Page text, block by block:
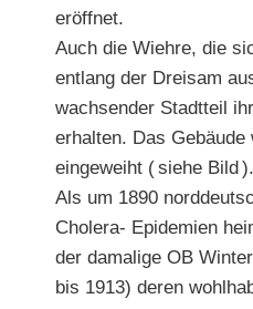
eröffnet.
Auch die Wiehre, die
entlang der Dreisam
wachsender Stadtteil
erhalten. Das Gebäude
eingeweiht ( siehe Bild ).
Als um 1890
Cholera- Epidemien
der damalige OB
bis 1913) deren